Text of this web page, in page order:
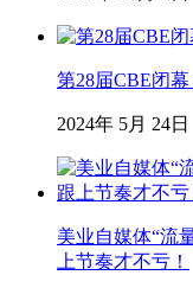
第28届CBE闭
2024年 5月 24日
美业自媒体“流
上节奏才不亏！